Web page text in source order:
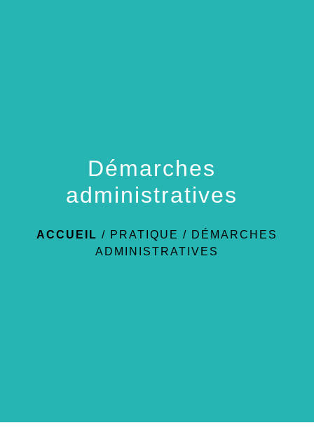
Démarches
administratives
ACCUEIL / PRATIQUE / DÉMARCHES
ADMINISTRATIVES